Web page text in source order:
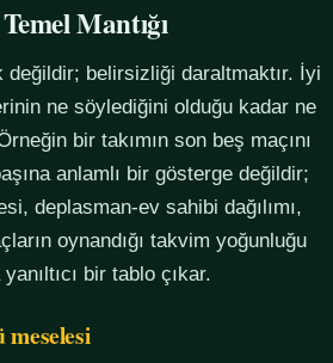
Mantığı
belirsizliği daraltmaktır. İyi
ne söylediğini olduğu kadar ne
bir takımın son beş maçını
anlamlı bir gösterge değildir;
deplasman-ev sahibi dağılımı,
oynandığı takvim yoğunluğu
bir tablo çıkar.